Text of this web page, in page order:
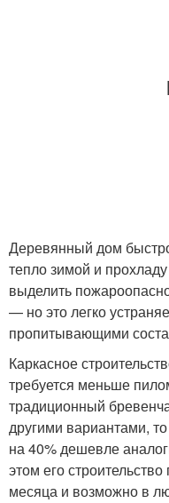
Деревянный дом
тепло зимой и
выделить
— но это легко
пропитывающими
Каркасное
требуется меньше
традиционный
другими вариантами,
на 40% дешевле
этом его
месяца и возможно в